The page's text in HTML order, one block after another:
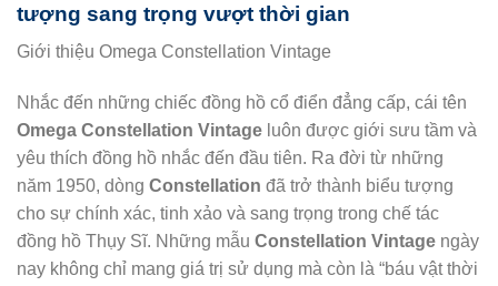
tượng sang trọng vượt thời gian
Giới thiệu Omega Constellation Vintage
Nhắc đến những chiếc đồng hồ cổ điển đẳng cấp, cái tên
Omega Constellation Vintage luôn được giới sưu tầm và
yêu thích đồng hồ nhắc đến đầu tiên. Ra đời từ những
năm 1950, dòng Constellation đã trở thành biểu tượng
cho sự chính xác, tinh xảo và sang trọng trong chế tác
đồng hồ Thụy Sĩ. Những mẫu Constellation Vintage ngày
nay không chỉ mang giá trị sử dụng mà còn là “báu vật thời